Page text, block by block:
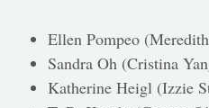
Ellen Pompeo
Sandra Oh (Cristina
Katherine Heigl (Izzie